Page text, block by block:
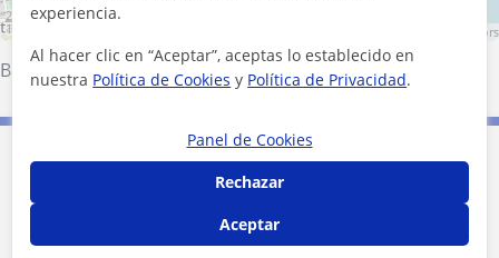
2 km
1 mi
contributors
Barcelona (Ciudad)
Contacta con Maria del Prado
experiencia.
Al hacer clic en “Aceptar”, aceptas lo establecido en
nuestra Política de Cookies y Política de Privacidad.
Panel de Cookies
Rechazar
Aceptar